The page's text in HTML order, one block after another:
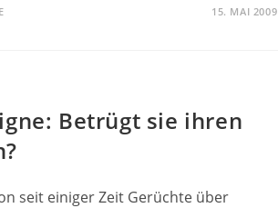
15. MAI 2009
Betrügt sie ihren
seit einiger Zeit Gerüchte über